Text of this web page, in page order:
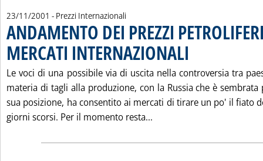
23/11/2001 - Prezzi Internazionali
ANDAMENTO DEI PREZZI
MERCATI INTERNAZIONALI
Le voci di una possibile via di uscita nella controversia tra
materia di tagli alla produzione, con la Russia che è sembrata
sua posizione, ha consentito ai mercati di tirare un po' il fiato
giorni scorsi. Per il momento resta...